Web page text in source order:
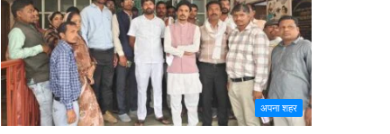
अपना शहर